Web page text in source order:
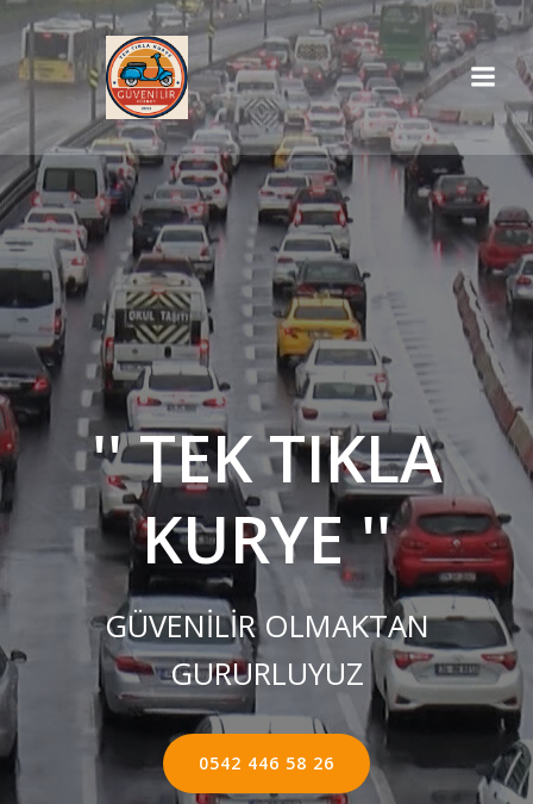
İçeriğe
geç
'' TEK TIKLA
KURYE ''
GÜVENİLİR OLMAKTAN
GURURLUYUZ
0542 446 58 26